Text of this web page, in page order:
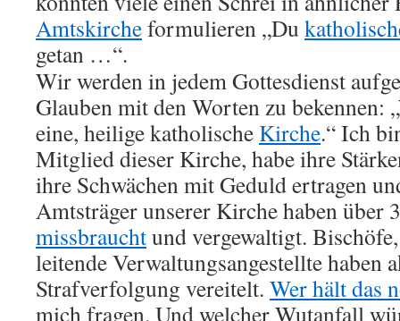
Amtskircheformulieren „Du
getan …“.
Wir werden in jedem Gottesdienst
Glauben mit den Worten zu bekennen:
eine, heilige katholische Kirche.“ Ich
Mitglied dieser Kirche, habe ihre
ihre Schwächen mit Geduld ertragen
Amtsträger unserer Kirche haben über
missbrauchtund vergewaltigt.
leitende Verwaltungsangestellte haben
Strafverfolgung vereitelt. Wer hält das
mich fragen. Und welcher Wutanfall